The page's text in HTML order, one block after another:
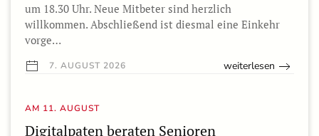
um 18.30 Uhr. Neue Mitbeter sind herzlich
willkommen. Abschließend ist diesmal eine Einkehr
vorge…
7. AUGUST 2026 weiterlesen
AM 11. AUGUST
Digitalpaten beraten Senioren